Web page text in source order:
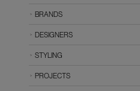
BRANDS
DESIGNERS
STYLING
PROJECTS